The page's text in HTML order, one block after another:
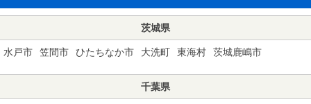
茨城県
水戸市 笠間市 ひたちなか市 大洗町 東海村 茨城鹿嶋市
千葉県